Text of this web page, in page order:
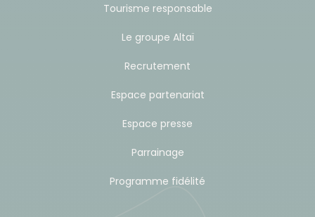
Tourisme responsable
Le groupe Altaï
Recrutement
Espace partenariat
Espace presse
Parrainage
Programme fidélité